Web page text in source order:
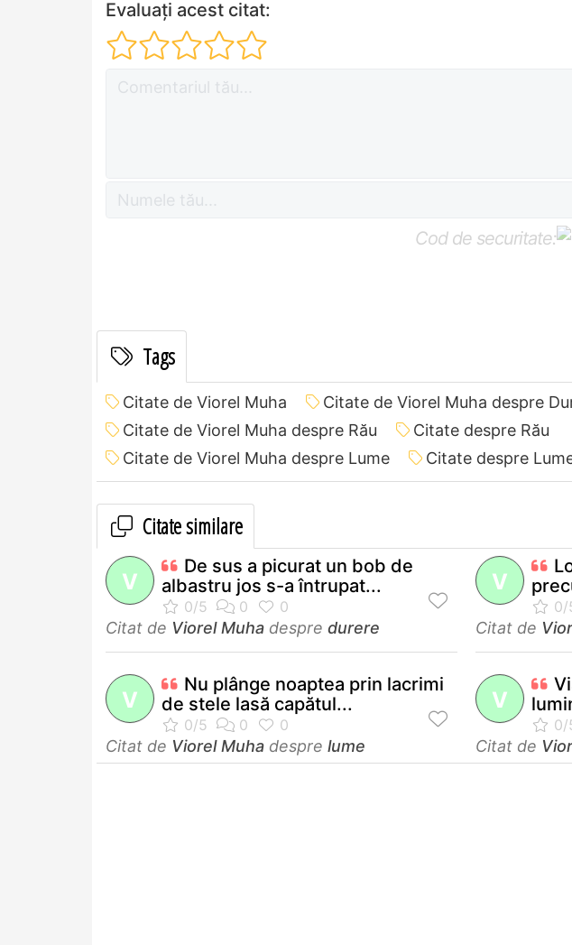
Evaluați acest citat:
Cod de securitate:
Tags
Citate de Viorel Muha Citate de Viorel Muha despre
Citate de Viorel Muha despre Rău
Citate despre Rău
Citate de Viorel Muha despre Lume
Citate despre
Citate similare
V
De sus a picurat un bob de
albastru jos s-a întrupat...
Citat de Viorel Muha despre durere
V
Citat de
V
Nu plânge noaptea prin lacrimi
de stele lasă capătul...
Citat de Viorel Muha despre lume
V
Citat de